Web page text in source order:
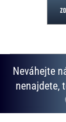
Neváhejte
nenajdete,